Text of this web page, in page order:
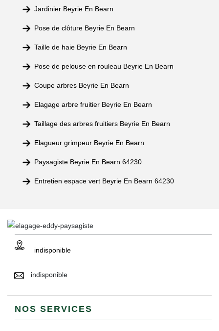
Jardinier Beyrie En Bearn
Pose de clôture Beyrie En Bearn
Taille de haie Beyrie En Bearn
Pose de pelouse en rouleau Beyrie En Bearn
Coupe arbres Beyrie En Bearn
Elagage arbre fruitier Beyrie En Bearn
Taillage des arbres fruitiers Beyrie En Bearn
Elagueur grimpeur Beyrie En Bearn
Paysagiste Beyrie En Bearn 64230
Entretien espace vert Beyrie En Bearn 64230
indisponible
indisponible
NOS SERVICES